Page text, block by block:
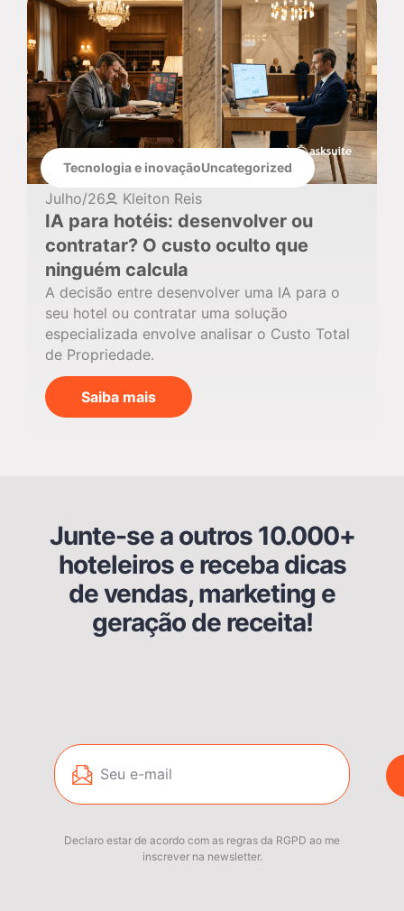
Tecnologia e inovaçãoUncategorized
Julho/26 Kleiton Reis
IA para hotéis: desenvolver ou
contratar? O custo oculto que
ninguém calcula
A decisão entre desenvolver uma IA para o
seu hotel ou contratar uma solução
especializada envolve analisar o Custo Total
de Propriedade.
Saiba mais
Junte-se a outros 10.000+
hoteleiros e receba dicas
de vendas, marketing e
geração de receita!
Declaro estar de acordo com as regras da RGPD ao me
inscrever na newsletter.